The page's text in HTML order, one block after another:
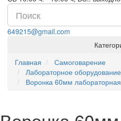
649215@gmail.com
Главная
Самоговарение
Лабораторное оборудование
Воронка 60мм